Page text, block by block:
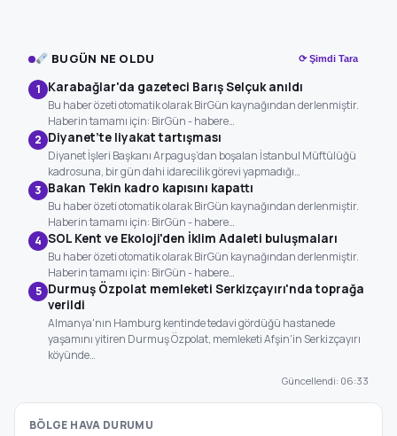
BUGÜN NE OLDU ⟳ Şimdi Tara
1 Karabağlar'da gazeteci Barış Selçuk anıldı
Bu haber özeti otomatik olarak BirGün kaynağından derlenmiştir.
Haberin tamamı için: BirGün - habere…
2 Diyanet’te liyakat tartışması
Diyanet İşleri Başkanı Arpaguş’dan boşalan İstanbul Müftülüğü
kadrosuna, bir gün dahi idarecilik görevi yapmadığı…
3 Bakan Tekin kadro kapısını kapattı
Bu haber özeti otomatik olarak BirGün kaynağından derlenmiştir.
Haberin tamamı için: BirGün - habere…
4 SOL Kent ve Ekoloji'den İklim Adaleti buluşmaları
Bu haber özeti otomatik olarak BirGün kaynağından derlenmiştir.
Haberin tamamı için: BirGün - habere…
5 Durmuş Özpolat memleketi Serkizçayırı'nda toprağa
verildi
Almanya'nın Hamburg kentinde tedavi gördüğü hastanede
yaşamını yitiren Durmuş Özpolat, memleketi Afşin'in Serkizçayırı
köyünde…
Güncellendi: 06:33
BÖLGE HAVA DURUMU